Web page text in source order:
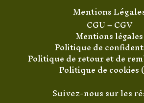
Mentions
CGU–CGV
Mentions légales
Politique de
Politique de retour et de
Politique de cookies
Suivez-nous sur les